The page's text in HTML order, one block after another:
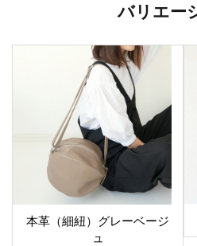
バリエー
本革（細紐）グレーベージ
ュ